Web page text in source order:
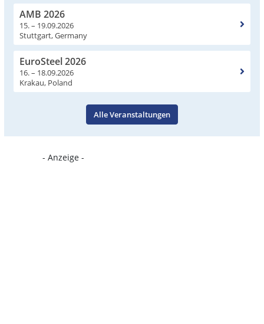
AMB 2026
15. – 19.09.2026
Stuttgart, Germany
EuroSteel 2026
16. – 18.09.2026
Krakau, Poland
Alle Veranstaltungen
- Anzeige -